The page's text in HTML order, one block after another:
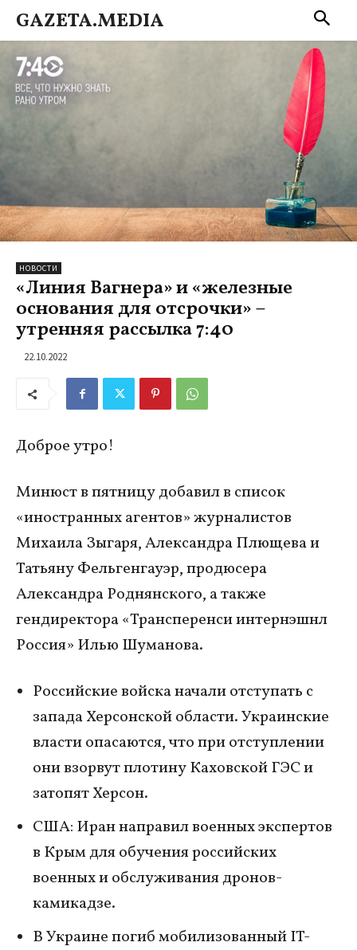
GAZETA.MEDIA
НОВОСТИ
«Линия Вагнера» и «железные
основания для отсрочки» –
утренняя рассылка 7:40
22.10.2022
Доброе утро!
Минюст в пятницу добавил в список
«иностранных агентов» журналистов
Михаила Зыгаря, Александра Плющева и
Татьяну Фельгенгауэр, продюсера
Александра Роднянского, а также
гендиректора «Трансперенси интернэшнл
Россия» Илью Шуманова.
Российские войска начали отступать с
запада Херсонской области. Украинские
власти опасаются, что при отступлении
они взорвут плотину Каховской ГЭС и
затопят Херсон.
США: Иран направил военных экспертов
в Крым для обучения российских
военных и обслуживания дронов-
камикадзе.
В Украине погиб мобилизованный IT-